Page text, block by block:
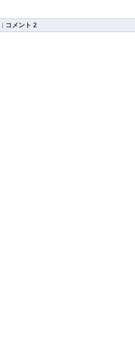
| コメント 2